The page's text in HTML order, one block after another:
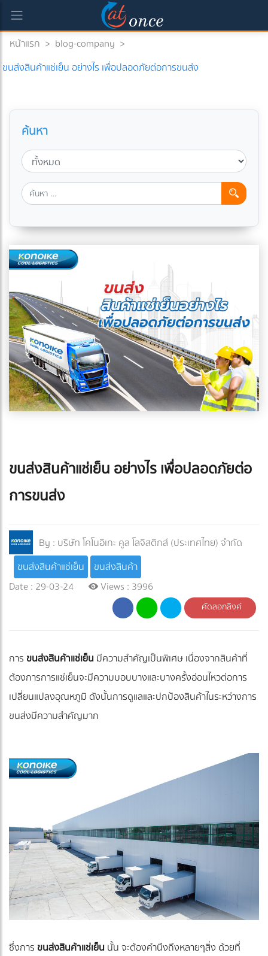
หน้าแรก > blog-company >
ขนส่งสินค้าแช่เย็น อย่างไร เพื่อปลอดภัยต่อการขนส่ง
ค้นหา
ขนส่งสินค้าแช่เย็น อย่างไร เพื่อปลอดภัยต่อ
การขนส่ง
By : บริษัท โคโนอิเกะ คูล โลจิสติกส์ (ประเทศไทย) จำกัด
ขนส่งสินค้าแช่เย็น
ขนส่งสินค้า
Date : 29-03-24
Views : 3996
คัดลอกลิงค์
การ ขนส่งสินค้าแช่เย็นมีความสำคัญเป็นพิเศษ เนื่องจากสินค้าที่
ต้องการการแช่เย็นจะมีความบอบบางและบางครั้งอ่อนไหวต่อการ
เปลี่ยนแปลงอุณหภูมิ ดังนั้นการดูแลและปกป้องสินค้าในระหว่างการ
ขนส่งมีความสำคัญมาก
ซึ่งการ ขนส่งสินค้าแช่เย็นนั้น จะต้องคำนึงถึงหลายๆสิ่ง ด้วยที่